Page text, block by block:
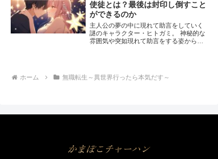
についてまとめていき...
使徒とは？最後は封印し倒すこと
ができるのか
主人公の夢の中に現れて助言をしていく
謎のキャラクター・ヒトガミ。 神秘的な
雰囲気や突如現れて助言をする姿から重
ホーム 無職転生～異世界行ったら本気だす～